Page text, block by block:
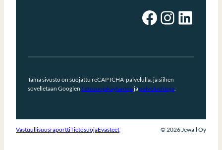
Facebook Instagram LinkedIn
Tämä sivusto on suojattu reCAPTCHA-palvelulla, ja siihen
sovelletaan Googlen tietosuojakäytäntöäja palveluehtoja.
VastuullisuusraporttiTietosuojaEvästeet © 2026 Jewall Oy